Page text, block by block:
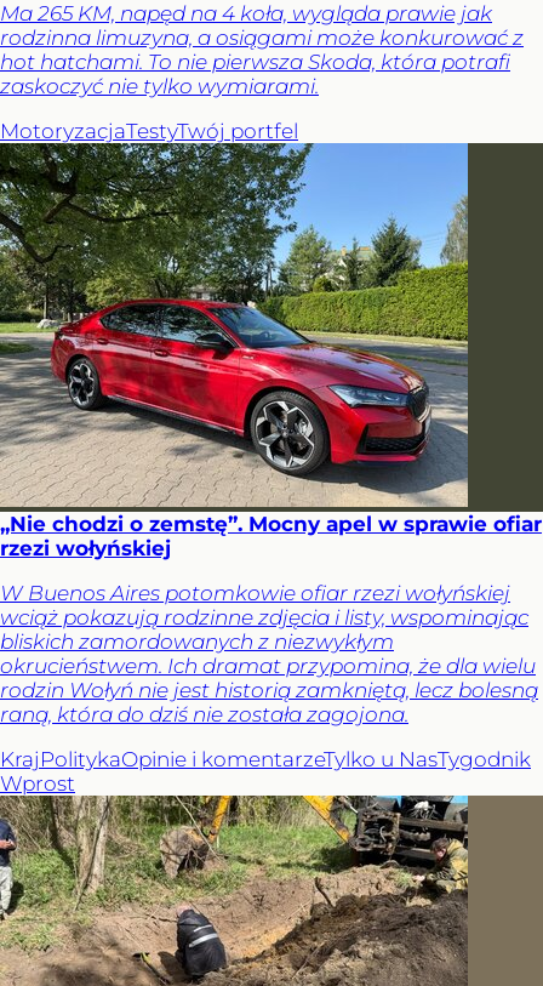
Ma 265 KM, napęd na 4 koła, wygląda prawie jak
rodzinna limuzyna, a osiągami może konkurować z
hot hatchami. To nie pierwsza Skoda, która potrafi
zaskoczyć nie tylko wymiarami.
MotoryzacjaTestyTwój portfel
„Nie chodzi o zemstę”. Mocny apel w sprawie ofiar
rzezi wołyńskiej
W Buenos Aires potomkowie ofiar rzezi wołyńskiej
wciąż pokazują rodzinne zdjęcia i listy, wspominając
bliskich zamordowanych z niezwykłym
okrucieństwem. Ich dramat przypomina, że dla wielu
rodzin Wołyń nie jest historią zamkniętą, lecz bolesną
raną, która do dziś nie została zagojona.
Kraj PolitykaOpinie i komentarzeTylko u NasTygodnik
Wprost